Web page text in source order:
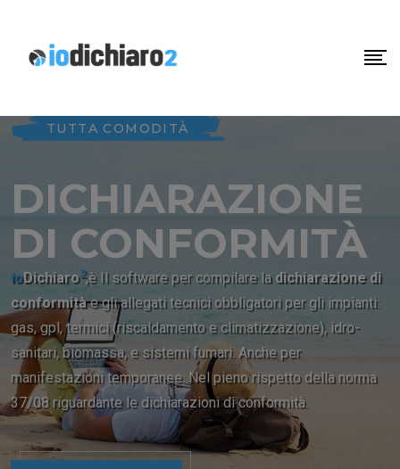
TUTTA COMODITÀ
DICHIARAZIONE
DI CONFORMITÀ
ioDichiaro2,è Il software per compilare la dichiarazione di
conformitàe gli allegati tecnici obbligatori per gli impianti:
gas, gpl, termici (riscaldamento e climatizzazione), idro-
sanitari, biomassa, e sistemi fumari. Anche per
manifestazioni temporanee. Nel pieno rispetto della norma
37/08 riguardante le dichiarazioni di conformità.